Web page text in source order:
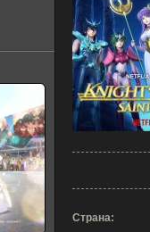
Страна: